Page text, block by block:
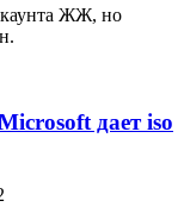
ЖЖ, но
дает iso